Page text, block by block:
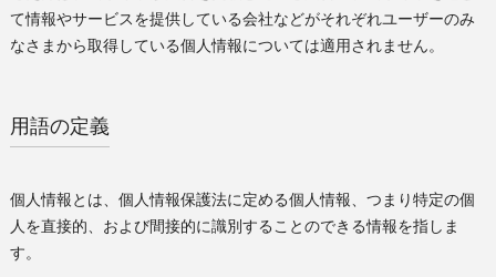
て情報やサービスを提供している会社などがそれぞれユーザーのみ
なさまから取得している個人情報については適用されません。
用語の定義
個人情報とは、個人情報保護法に定める個人情報、つまり特定の個
人を直接的、および間接的に識別することのできる情報を指しま
す。